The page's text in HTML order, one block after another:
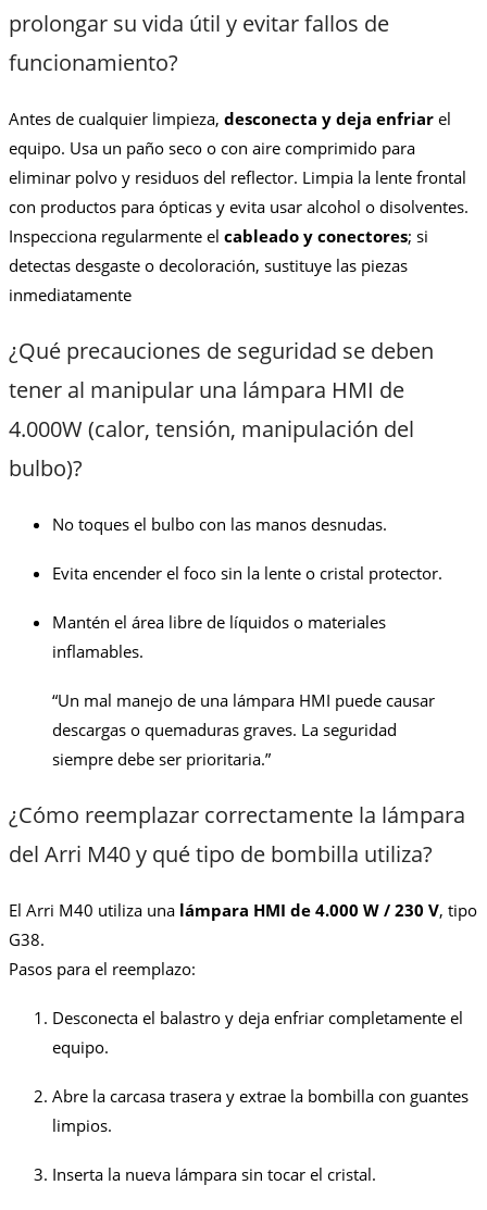
prolongar su vida útil y evitar fallos de
funcionamiento?
Antes de cualquier limpieza, desconecta y deja enfriar el
equipo. Usa un paño seco o con aire comprimido para
eliminar polvo y residuos del reflector. Limpia la lente frontal
con productos para ópticas y evita usar alcohol o disolventes.
Inspecciona regularmente el cableado y conectores; si
detectas desgaste o decoloración, sustituye las piezas
inmediatamente
¿Qué precauciones de seguridad se deben
tener al manipular una lámpara HMI de
4.000W (calor, tensión, manipulación del
bulbo)?
No toques el bulbo con las manos desnudas.
Evita encender el foco sin la lente o cristal protector.
Mantén el área libre de líquidos o materiales
inflamables.
“Un mal manejo de una lámpara HMI puede causar
descargas o quemaduras graves. La seguridad
siempre debe ser prioritaria.”
¿Cómo reemplazar correctamente la lámpara
del Arri M40 y qué tipo de bombilla utiliza?
El Arri M40 utiliza una lámpara HMI de 4.000 W / 230 V, tipo
G38.
Pasos para el reemplazo:
Desconecta el balastro y deja enfriar completamente el
equipo.
Abre la carcasa trasera y extrae la bombilla con guantes
limpios.
Inserta la nueva lámpara sin tocar el cristal.